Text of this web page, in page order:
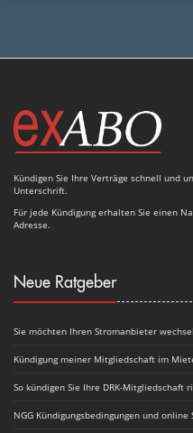
Kündigen Sie Ihre Verträge schnell und
Unterschrift.
Für jede Kündigung erhalten Sie einen
Adresse.
Neue Ratgeber
Sie möchten Ihren Stromanbieter
Kündigung meiner Mitgliedschaft im
So kündigen Sie Ihre DRK-Mitgliedschaft
NGG Kündigungsbedingungen und online